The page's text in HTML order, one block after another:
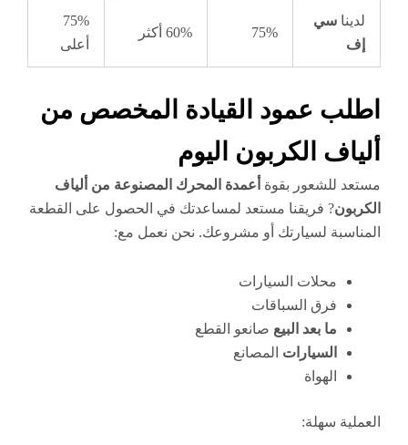
لدينا سي
إف
75% 60% أكثر
75%
أعلى
اطلب عمود القيادة المخصص من
ألياف الكربون اليوم
مستعد للشعور بقوة أعمدة المحرك المصنوعة من ألياف
الكربون? فريقنا مستعد لمساعدتك في الحصول على القطعة
المناسبة لسيارتك أو مشروعك. نحن نعمل مع:
محلات السيارات
فرق السباقات
ما بعد البيع صانعو القطع
السيارات المصانع
الهواة
العملية سهلة: